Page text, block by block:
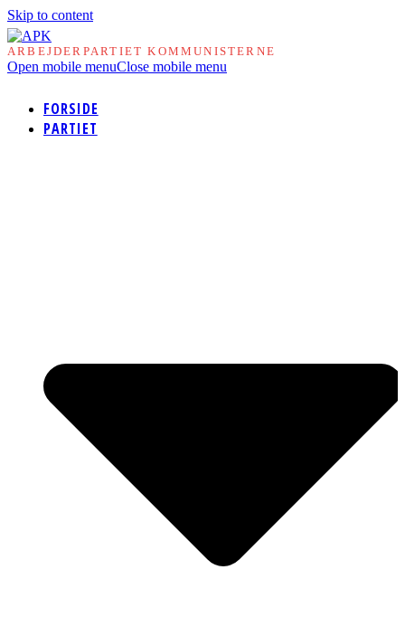
Skip to content
ARBEJDERPARTIET KOMMUNISTERNE
Open mobile menuClose mobile menu
FORSIDE
PARTIET